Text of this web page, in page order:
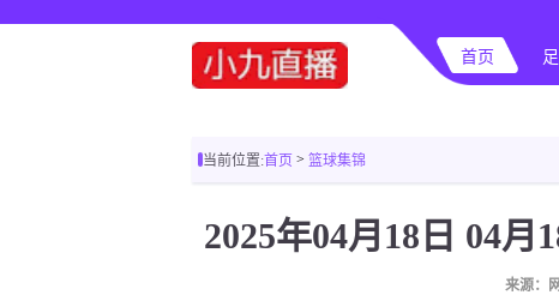
首页
当前位置:首页 > 篮球集锦
来源：